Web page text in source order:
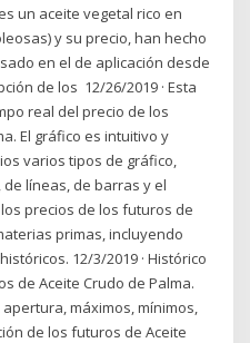
un aceite vegetal rico en
y su precio, han hecho
en el de aplicación desde
de los 12/26/2019 · Esta
real del precio de los
El gráfico es intuitivo y
varios tipos de gráfico,
líneas, de barras y el
precios de los futuros de
primas, incluyendo
12/3/2019 · Histórico
de Aceite Crudo de Palma.
máximos, mínimos,
de los futuros de Aceite